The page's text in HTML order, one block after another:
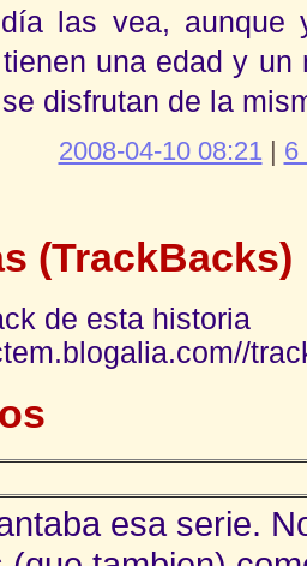
las vea, aunque
una edad y
disfrutan de la
2008-04-10 08:21 | 6
(TrackBacks)
de esta historia
esa serie.